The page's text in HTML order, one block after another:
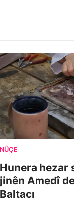
NÛÇE
Hunera hezar
jinên Amedî
Baltacı